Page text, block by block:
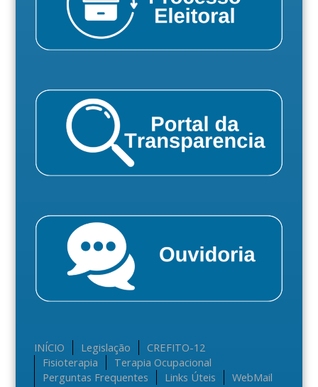
INÍCIO Legislação
CREFITO-12
Fisioterapia
Terapia Ocupacional
Perguntas Frequentes
Links Úteis
WebMail